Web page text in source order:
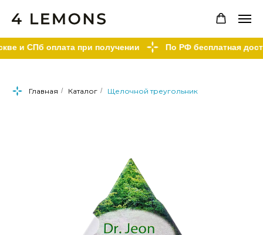
и СПб оплата при получении По РФ бесплатная
Главная / Каталог / Щелочной треугольник